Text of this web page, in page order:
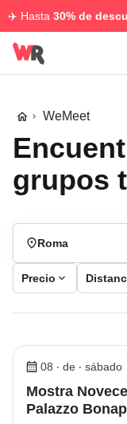
✈️ Hasta 30% de
WeMeet
grupos
Roma
Precio
08 ‧ de ‧ sábado
Mostra
Palazzo